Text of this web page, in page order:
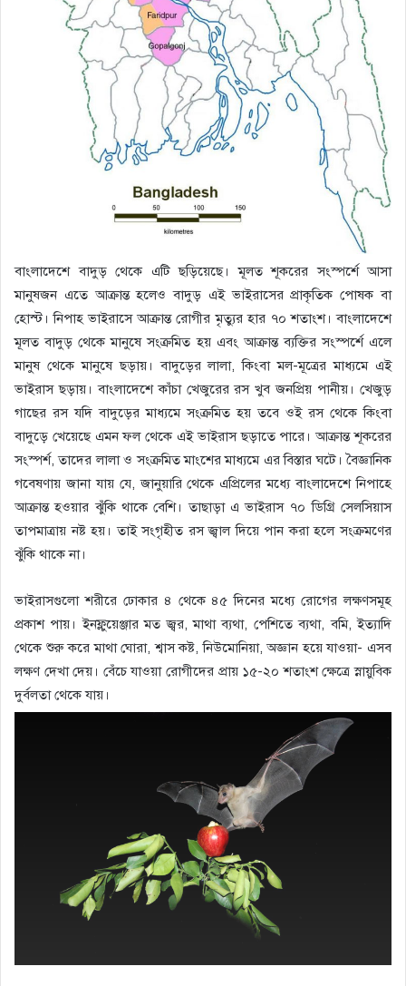
বাংলাদেশে বাদুড় থেকে এটি ছড়িয়েছে। মূলত শূকরের সংস্পর্শে আসা
মানুষজন এতে আক্রান্ত হলেও বাদুড় এই ভাইরাসের প্রাকৃতিক পোষক বা
হোস্ট। নিপাহ ভাইরাসে আক্রান্ত রোগীর মৃত্যুর হার ৭০ শতাংশ। বাংলাদেশে
মূলত বাদুড় থেকে মানুষে সংক্রমিত হয় এবং আক্রান্ত ব্যক্তির সংস্পর্শে এলে
মানুষ থেকে মানুষে ছড়ায়। বাদুড়ের লালা, কিংবা মল-মূত্রের মাধ্যমে এই
ভাইরাস ছড়ায়। বাংলাদেশে কাঁচা খেজুরের রস খুব জনপ্রিয় পানীয়। খেজুড়
গাছের রস যদি বাদুড়ের মাধ্যমে সংক্রমিত হয় তবে ওই রস থেকে কিংবা
বাদুড়ে খেয়েছে এমন ফল থেকে এই ভাইরাস ছড়াতে পারে। আক্রান্ত শূকরের
সংস্পর্শ, তাদের লালা ও সংক্রমিত মাংশের মাধ্যমে এর বিস্তার ঘটে। বৈজ্ঞানিক
গবেষণায় জানা যায় যে, জানুয়ারি থেকে এপ্রিলের মধ্যে বাংলাদেশে নিপাহে
আক্রান্ত হওয়ার ঝুঁকি থাকে বেশি। তাছাড়া এ ভাইরাস ৭০ ডিগ্রি সেলসিয়াস
তাপমাত্রায় নষ্ট হয়। তাই সংগৃহীত রস জ্বাল দিয়ে পান করা হলে সংক্রমণের
ঝুঁকি থাকে না।
ভাইরাসগুলো শরীরে ঢোকার ৪ থেকে ৪৫ দিনের মধ্যে রোগের লক্ষণসমূহ
প্রকাশ পায়। ইনফ্লুয়েঞ্জার মত জ্বর, মাথা ব্যথা, পেশিতে ব্যথা, বমি, ইত্যাদি
থেকে শুরু করে মাথা ঘোরা, শ্বাস কষ্ট, নিউমোনিয়া, অজ্ঞান হয়ে যাওয়া- এসব
লক্ষণ দেখা দেয়। বেঁচে যাওয়া রোগীদের প্রায় ১৫-২০ শতাংশ ক্ষেত্রে স্নায়ুবিক
দুর্বলতা থেকে যায়।